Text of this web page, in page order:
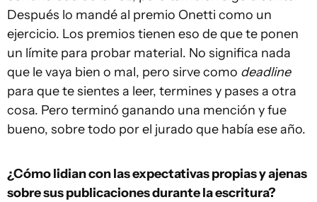
Después lo mandé al premio Onetti como un
ejercicio. Los premios tienen eso de que te ponen
un límite para probar material. No significa nada
que le vaya bien o mal, pero sirve como deadline
para que te sientes a leer, termines y pases a otra
cosa. Pero terminó ganando una mención y fue
bueno, sobre todo por el jurado que había ese año.
¿Cómo lidian con las expectativas propias y ajenas
sobre sus publicaciones durante la escritura?